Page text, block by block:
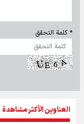
* كلمة التحقق
العناوين الأكثر مشاهدة